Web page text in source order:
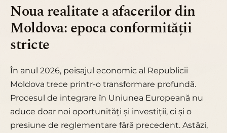
Noua realitate a afacerilor din
Moldova: epoca conformității
stricte
În anul 2026, peisajul economic al Republicii
Moldova trece printr-o transformare profundă.
Procesul de integrare în Uniunea Europeană nu
aduce doar noi oportunități și investiții, ci și o
presiune de reglementare fără precedent. Astăzi,